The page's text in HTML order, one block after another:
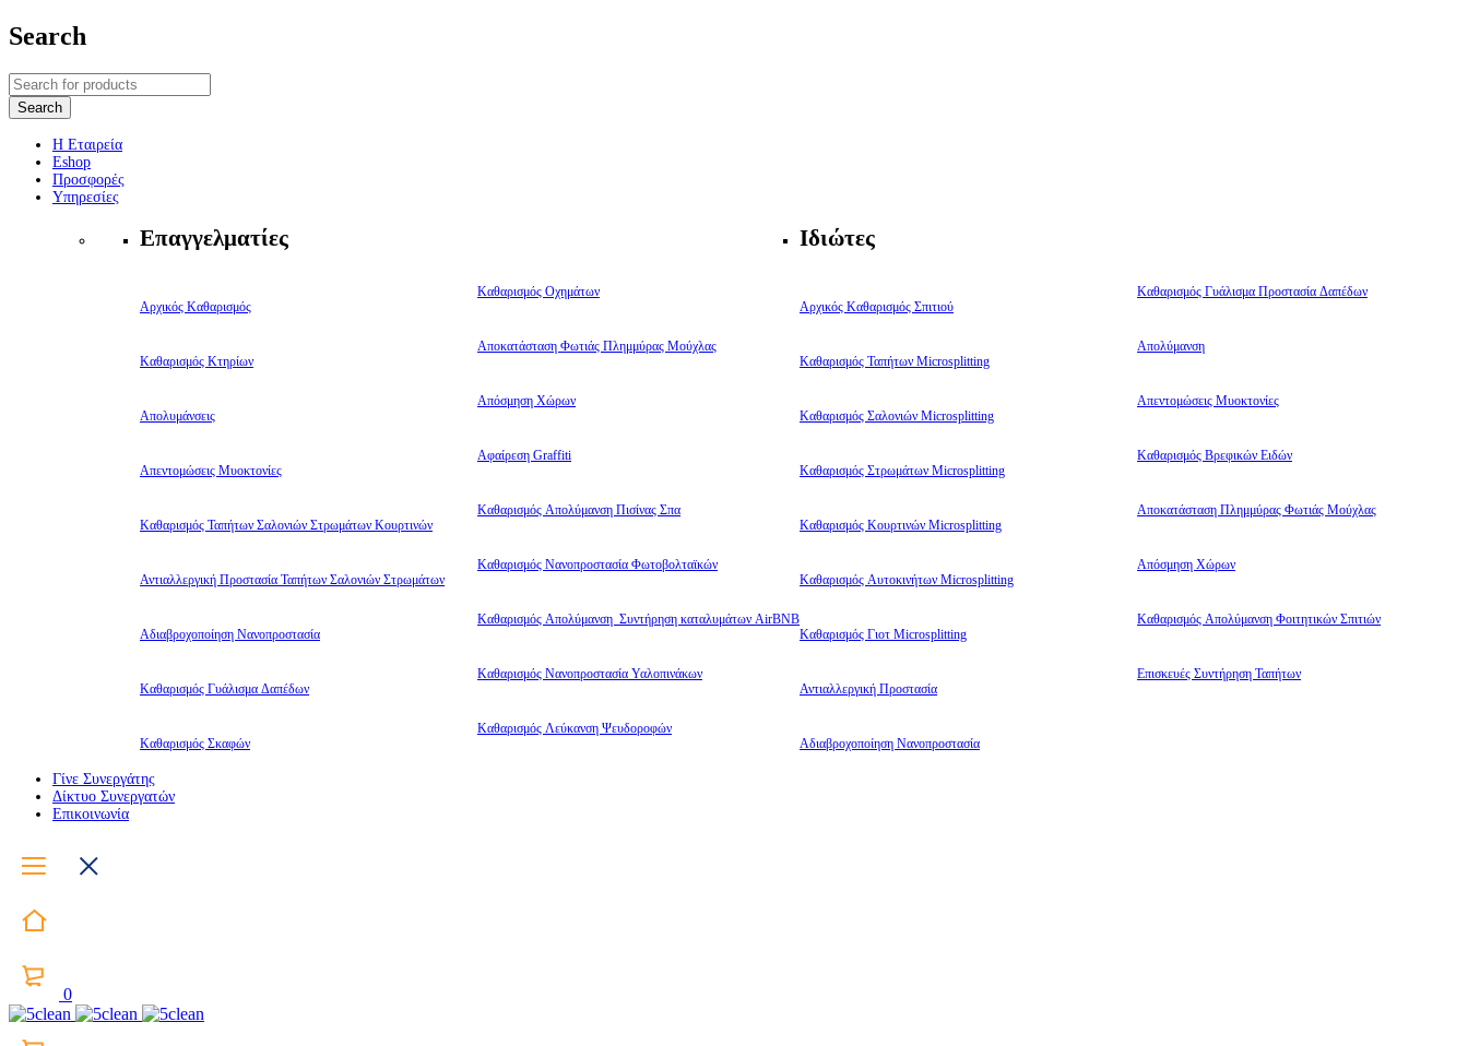
Search
Η Εταιρεία
Eshop
Προσφορές
Υπηρεσίες
Επαγγελματίες
Αρχικός Καθαρισμός
Καθαρισμός Κτηρίων
Απολυμάνσεις
Απεντομώσεις Μυοκτονίες
Καθαρισμός Ταπήτων Σαλονιών Στρωμάτων Κουρτινών
Αντιαλλεργική Προστασία Ταπήτων Σαλονιών Στρωμάτων
Αδιαβροχοποίηση Νανοπροστασία
Καθαρισμός Γυάλισμα Δαπέδων
Καθαρισμός Σκαφών
Καθαρισμός Οχημάτων
Αποκατάσταση Φωτιάς Πλημμύρας Μούχλας
Απόσμηση Χώρων
Αφαίρεση Graffiti
Καθαρισμός Απολύμανση Πισίνας Σπα
Καθαρισμός Νανοπροστασία Φωτοβολταϊκών
Καθαρισμός Απολύμανση Συντήρηση καταλυμάτων AirBNB
Καθαρισμός Νανοπροστασία Υαλοπινάκων
Καθαρισμός Λεύκανση Ψευδοροφών
Ιδιώτες
Αρχικός Καθαρισμός Σπιτιού
Καθαρισμός Ταπήτων Microsplitting
Καθαρισμός Σαλονιών Microsplitting
Καθαρισμός Στρωμάτων Microsplitting
Καθαρισμός Κουρτινών Microsplitting
Καθαρισμός Αυτοκινήτων Microsplitting
Καθαρισμός Γιοτ Microsplitting
Αντιαλλεργική Προστασία
Αδιαβροχοποίηση Νανοπροστασία
Καθαρισμός Γυάλισμα Προστασία Δαπέδων
Απολύμανση
Απεντομώσεις Μυοκτονίες
Καθαρισμός Βρεφικών Ειδών
Αποκατάσταση Πλημμύρας Φωτιάς Μούχλας
Απόσμηση Χώρων
Καθαρισμός Απολύμανση Φοιτητικών Σπιτιών
Επισκευές Συντήρηση Ταπήτων
Γίνε Συνεργάτης
Δίκτυο Συνεργατών
Επικοινωνία
0